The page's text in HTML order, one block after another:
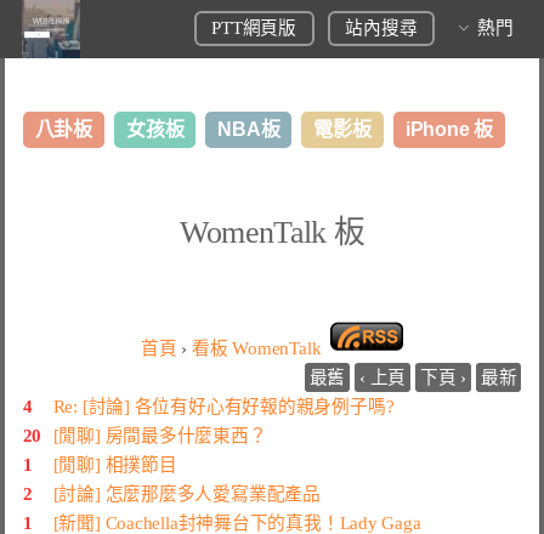
PTT網頁版 站內搜尋 熱門
八卦板 女孩板 NBA板 電影板 iPhone 板
WomenTalk 板
首頁 › 看板WomenTalk
最舊
‹ 上頁 下頁 ›
最新
4
Re: [討論] 各位有好心有好報的親身例子嗎?
20
[閒聊] 房間最多什麼東西？
1
[閒聊] 相撲節目
2
[討論] 怎麼那麼多人愛寫業配產品
1
[新聞] Coachella封神舞台下的真我！Lady Gaga